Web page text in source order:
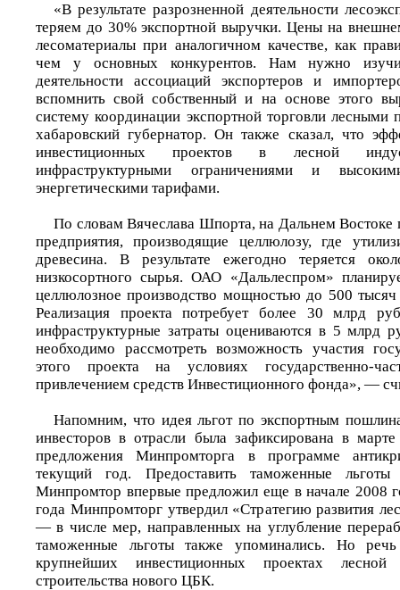
«В результате разрозненной деятельности
теряем до 30% экспортной выручки. Цены на
лесоматериалы при аналогичном качестве, как
чем у основных конкурентов. Нам нужно
деятельности ассоциаций экспортеров и
вспомнить свой собственный и на основе этого
систему координации экспортной торговли
хабаровский губернатор. Он также сказал, что
инвестиционных проектов в лесной
инфраструктурными ограничениями и
энергетическими тарифами.
По словам Вячеслава Шпорта, на Дальнем Востоке
предприятия, производящие целлюлозу, где
древесина. В результате ежегодно теряется
низкосортного сырья. ОАО «Дальлеспром»
целлюлозное производство мощностью до 500
Реализация проекта потребует более 30 млрд
инфраструктурные затраты оцениваются в 5 млрд
необходимо рассмотреть возможность участия
этого проекта на условиях государственно-
привлечением средств Инвестиционного фонда», —
Напомним, что идея льгот по экспортным
инвесторов в отрасли была зафиксирована в
предложения Минпромторга в программе
текущий год. Предоставить таможенные
Минпромтор впервые предложил еще в начале 2008
года Минпромторг утвердил «Стратегию развития
— в числе мер, направленных на углубление
таможенные льготы также упоминались. Но
крупнейших инвестиционных проектах
строительства нового ЦБК.